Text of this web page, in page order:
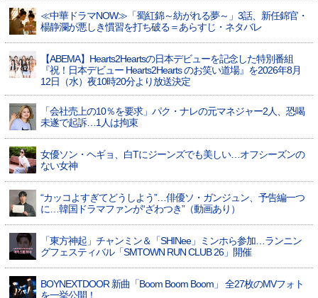
≪中華ドラマNOW≫「蜀紅錦～紡がれる夢～」3話、新任錦官・
楊静瀾が悪しき慣習を打ち破る＝あらすじ・ネタバレ
【ABEMA】Hearts2Heartsの日本デビューを記念した特別番組
『祝！日本デビュー Hearts2Hearts のお笑い道場』を2026年8月
12日（水）夜10時20分より放送決定
「会社売上の10％を要求」パク・ナレの元マネジャー2人、恐喝
未遂で起訴…1人は拘束
女優ソン・ヘギョ、白Tにジーンズでも美しい…オフシーズンの
ない女神
“カッコよすぎてどうしよう”…俳優ソ・ガンジュン、予告編一つ
に…韓国ドラマファンが“ざわつき”（動画あり）
「東方神起」チャンミン＆「SHINee」ミンホら参加…ランニン
グフェスティバル「SMTOWN RUN CLUB 26」開催
BOYNEXTDOOR 新曲「Boom Boom Boom」 全27枚のMVフォト
を一挙公開！